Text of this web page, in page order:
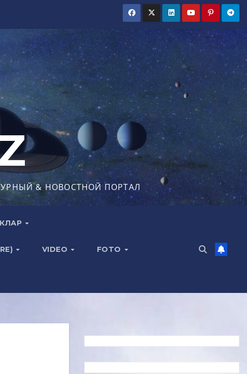
& НОВОСТНОЙ ПОРТАЛ
VIDEO FOTO